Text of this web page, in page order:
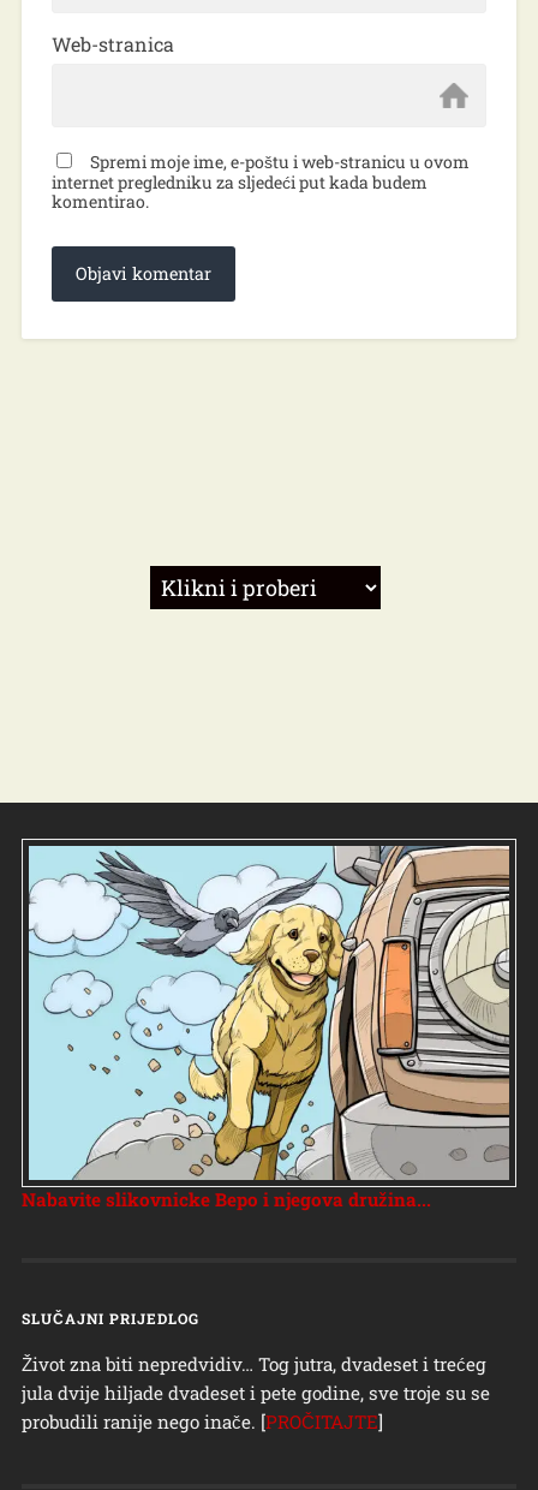
Web-stranica
Spremi moje ime, e-poštu i web-stranicu u ovom
internet pregledniku za sljedeći put kada budem
komentirao.
Nabavite slikovnicke Bepo i njegova družina...
SLUČAJNI PRIJEDLOG
Život zna biti nepredvidiv… Tog jutra, dvadeset i trećeg
jula dvije hiljade dvadeset i pete godine, sve troje su se
probudili ranije nego inače. [PROČITAJTE]